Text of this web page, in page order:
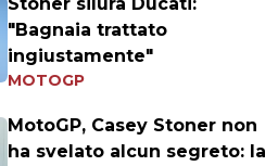
"Bagnaia trattato
ingiustamente"
MOTOGP
MotoGP, Casey Stoner non
ha svelato alcun segreto: la